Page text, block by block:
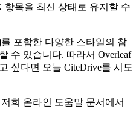
항목을 최신 상태로 유지할 수
포함한 다양한 스타일의 참
수 있습니다. 따라서 Overleaf
싶다면 오늘 CiteDrive를 시도
희 온라인 도움말 문서에서